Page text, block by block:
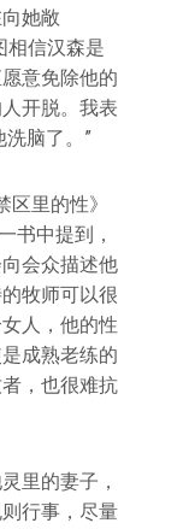
她敞
相信汉森是
意免除他的
开脱。我表
脑了。”
区里的性》
书中提到，
会众描述他
牧师可以很
人，他的性
成熟老练的
，也很难抗
里的妻子，
行事，尽量